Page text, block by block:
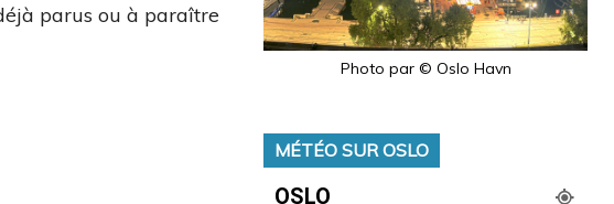
parus ou à paraître
Photo par © Oslo Havn
MÉTÉO SUR OSLO
OSLO